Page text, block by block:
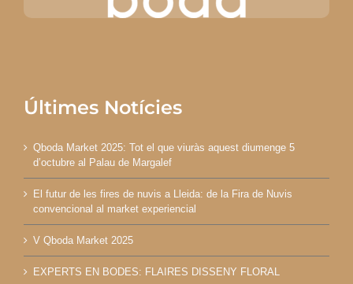
Últimes Notícies
Qboda Market 2025: Tot el que viuràs aquest diumenge 5
d’octubre al Palau de Margalef
El futur de les fires de nuvis a Lleida: de la Fira de Nuvis
convencional al market experiencial
V Qboda Market 2025
EXPERTS EN BODES: FLAIRES DISSENY FLORAL